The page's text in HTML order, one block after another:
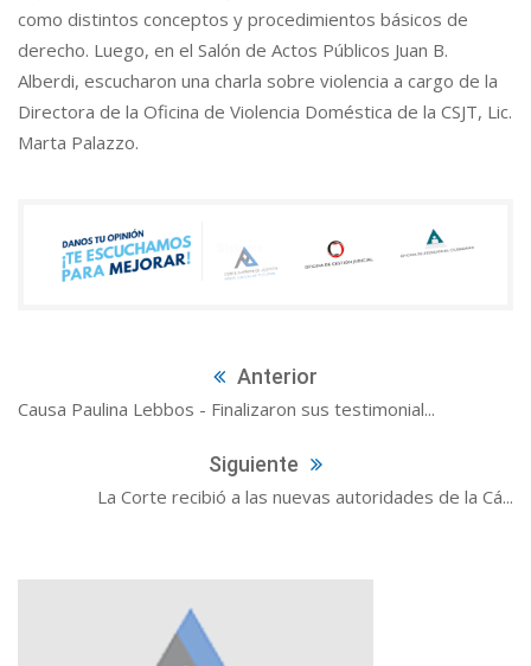
como distintos conceptos y procedimientos básicos de
derecho. Luego, en el Salón de Actos Públicos Juan B.
Alberdi, escucharon una charla sobre violencia a cargo de la
Directora de la Oficina de Violencia Doméstica de la CSJT, Lic.
Marta Palazzo.
Anterior
Causa Paulina Lebbos - Finalizaron sus testimonial...
Siguiente
La Corte recibió a las nuevas autoridades de la Cá...